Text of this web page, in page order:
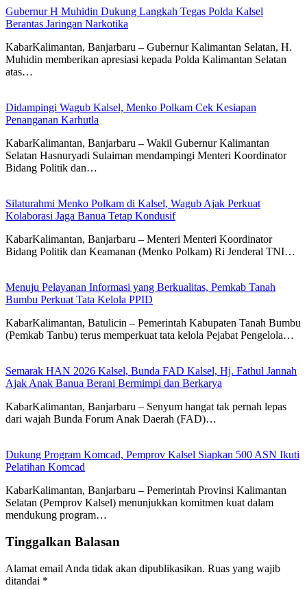
Gubernur H Muhidin Dukung Langkah Tegas Polda Kalsel
Berantas Jaringan Narkotika
KabarKalimantan, Banjarbaru – Gubernur Kalimantan Selatan, H.
Muhidin memberikan apresiasi kepada Polda Kalimantan Selatan
atas…
Didampingi Wagub Kalsel, Menko Polkam Cek Kesiapan
Penanganan Karhutla
KabarKalimantan, Banjarbaru – Wakil Gubernur Kalimantan
Selatan Hasnuryadi Sulaiman mendampingi Menteri Koordinator
Bidang Politik dan…
Silaturahmi Menko Polkam di Kalsel, Wagub Ajak Perkuat
Kolaborasi Jaga Banua Tetap Kondusif
KabarKalimantan, Banjarbaru – Menteri Menteri Koordinator
Bidang Politik dan Keamanan (Menko Polkam) Ri Jenderal TNI…
Menuju Pelayanan Informasi yang Berkualitas, Pemkab Tanah
Bumbu Perkuat Tata Kelola PPID
KabarKalimantan, Batulicin – Pemerintah Kabupaten Tanah Bumbu
(Pemkab Tanbu) terus memperkuat tata kelola Pejabat Pengelola…
Semarak HAN 2026 Kalsel, Bunda FAD Kalsel, Hj. Fathul Jannah
Ajak Anak Banua Berani Bermimpi dan Berkarya
KabarKalimantan, Banjarbaru – Senyum hangat tak pernah lepas
dari wajah Bunda Forum Anak Daerah (FAD)…
Dukung Program Komcad, Pemprov Kalsel Siapkan 500 ASN Ikuti
Pelatihan Komcad
KabarKalimantan, Banjarbaru – Pemerintah Provinsi Kalimantan
Selatan (Pemprov Kalsel) menunjukkan komitmen kuat dalam
mendukung program…
Tinggalkan Balasan
Alamat email Anda tidak akan dipublikasikan. Ruas yang wajib
ditandai *